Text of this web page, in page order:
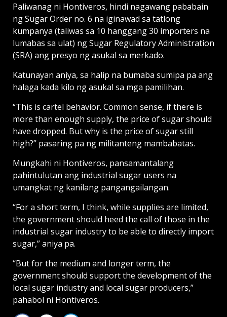
Paliwanag ni Hontiveros, hindi nagawang pababain
ng Sugar Order no. 6 na iginawad sa tatlong
kumpanya (taliwas sa 10 hanggang 30 importers na
lumabas sa ulat) ng Sugar Regulatory Administration
(SRA) ang presyo ng asukal sa merkado.
Katunayan aniya, sa halip na bumaba sumipa pa ang
halaga kada kilo ng asukal sa mga pamilihan.
“This is cartel behavior. Common sense, if there is
more than enough supply, the price of sugar should
have dropped. But why is the price of sugar still
high?” pasaring pa ng militanteng mambabatas.
Mungkahi ni Hontiveros, pansamantalang
pahintulutan ang industrial sugar users na
umangkat ng kanilang pangangailangan.
“For a short term, I think, while supplies are limited,
the government should heed the call of those in the
industrial sugar industry to be able to directly import
sugar,” aniya pa.
“But for the medium and longer term, the
government should support the development of the
local sugar industry and local sugar producers,”
pahabol ni Hontiveros.